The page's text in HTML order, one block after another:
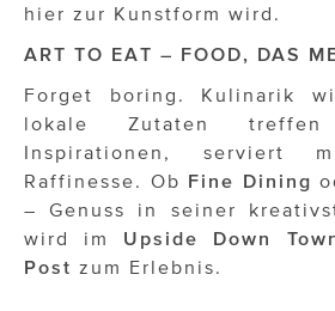
hier zur Kunstform wird.
ART TO EAT – FOOD, DAS
Forget boring. Kulinarik
lokale Zutaten
Inspirationen, serviert
Raffinesse. Ob Fine Dining
– Genuss in seiner
wird im Upside Down
Post zum Erlebnis.